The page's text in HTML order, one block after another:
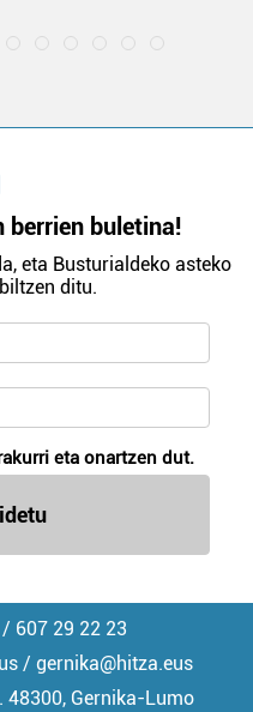
berrien buletina!
eta Busturialdeko asteko
ditu.
eta onartzen dut.
607 29 22 23
/ gernika@hitza.eus
48300, Gernika-Lumo